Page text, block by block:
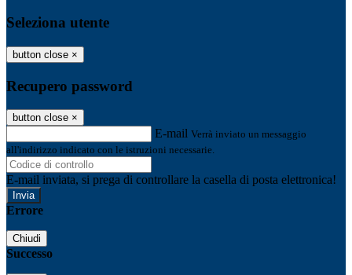
Seleziona utente
button close ×
Recupero password
button close ×
E-mail Verrà inviato un messaggio
all'indirizzo indicato con le istruzioni necessarie.
E-mail inviata, si prega di controllare la casella di posta elettronica!
Errore
Chiudi
Successo